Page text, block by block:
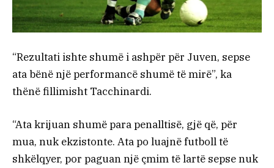
“Rezultati ishte shumë i ashpër për Juven, sepse
ata bënë një performancë shumë të mirë”, ka
thënë fillimisht Tacchinardi.
“Ata krijuan shumë para penalltisë, gjë që, për
mua, nuk ekzistonte. Ata po luajnë futboll të
shkëlqyer, por paguan një çmim të lartë sepse nuk